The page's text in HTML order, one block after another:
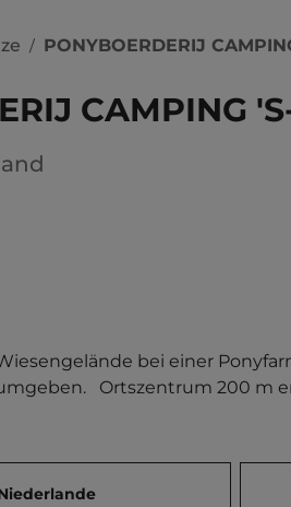
/ PONYBOERDERIJ
CAMPING
bei einer
Ortszentrum 200 m